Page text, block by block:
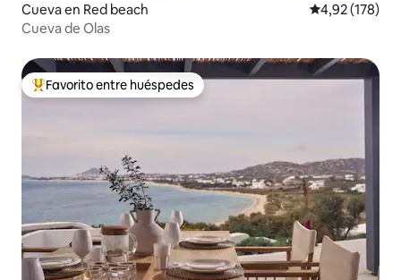
Cueva en Red beach Calificación
4,92 (178)
Cueva de Olas
Favorito entre los huéspedes más destacados
Favorito entre huéspedes